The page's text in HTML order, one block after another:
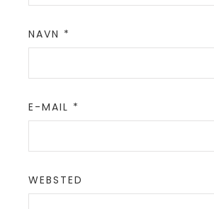
NAVN *
E-MAIL *
WEBSTED